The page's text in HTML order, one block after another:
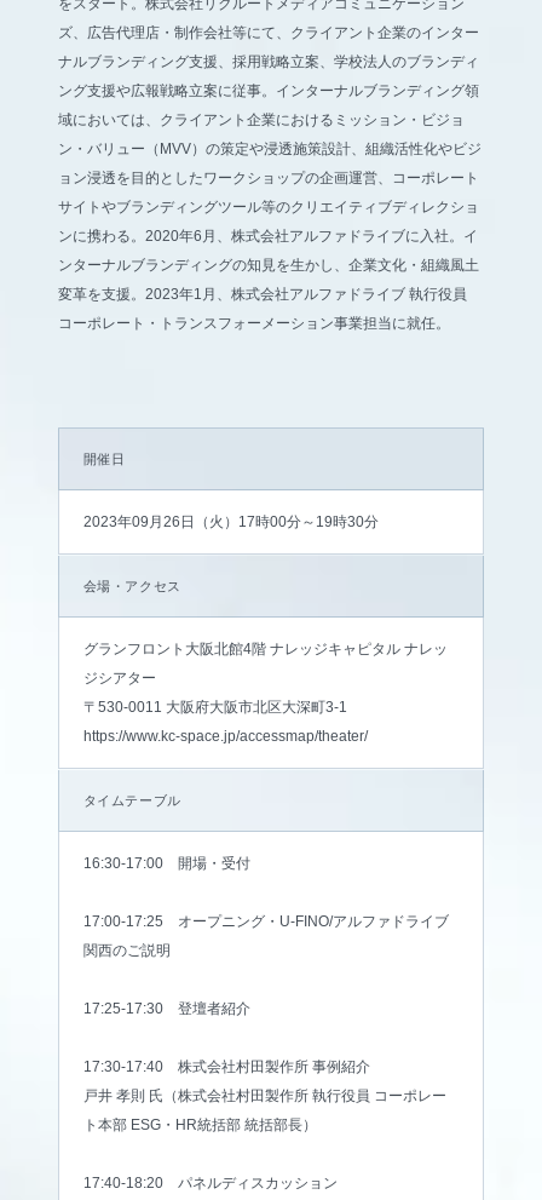
をスタート。株式会社リクルートメディアコミュニケーション
ズ、広告代理店・制作会社等にて、クライアント企業のインター
ナルブランディング支援、採用戦略立案、学校法人のブランディ
ング支援や広報戦略立案に従事。インターナルブランディング領
域においては、クライアント企業におけるミッション・ビジョ
ン・バリュー（MVV）の策定や浸透施策設計、組織活性化やビジ
ョン浸透を目的としたワークショップの企画運営、コーポレート
サイトやブランディングツール等のクリエイティブディレクショ
ンに携わる。2020年6月、株式会社アルファドライブに入社。イ
ンターナルブランディングの知見を生かし、企業文化・組織風土
変革を支援。2023年1月、株式会社アルファドライブ 執行役員
コーポレート・トランスフォーメーション事業担当に就任。
開催日
2023年09月26日（火）17時00分～19時30分
会場・アクセス
グランフロント大阪北館4階 ナレッジキャピタル ナレッ
ジシアター
〒530-0011 大阪府大阪市北区大深町3-1
https://www.kc-space.jp/accessmap/theater/
タイムテーブル
16:30-17:00 開場・受付
17:00-17:25 オープニング・U-FINO/アルファドライブ
関西のご説明
17:25-17:30 登壇者紹介
17:30-17:40 株式会社村田製作所 事例紹介
戸井 孝則 氏（株式会社村田製作所 執行役員 コーポレー
ト本部 ESG・HR統括部 統括部長）
17:40-18:20 パネルディスカッション